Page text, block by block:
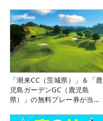
「潮来CC（茨城県）」＆「鹿
児島ガーデンGC（鹿児島
県）」の無料プレー券が当た